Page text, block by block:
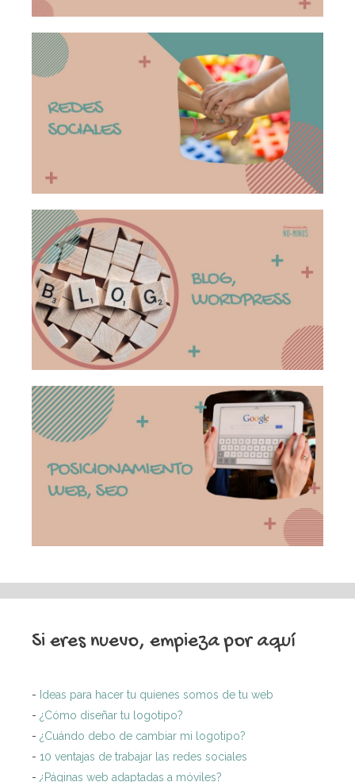
Si eres nuevo, empieza por aquí
- Ideas para hacer tu quienes somos de tu web
- ¿Cómo diseñar tu logotipo?
- ¿Cuándo debo de cambiar mi logotipo?
- 10 ventajas de trabajar las redes sociales
- ¿Páginas web adaptadas a móviles?